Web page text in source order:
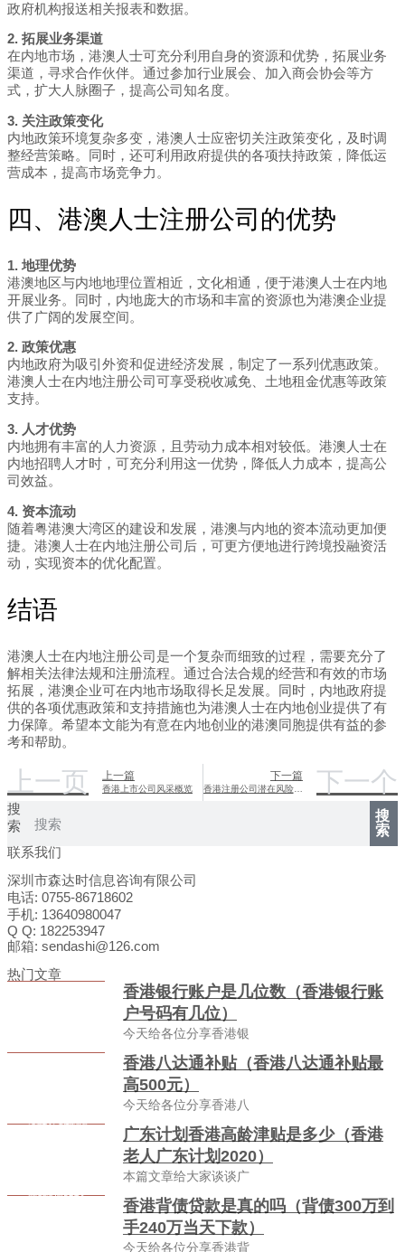
政府机构报送相关报表和数据。
2. 拓展业务渠道
在内地市场，港澳人士可充分利用自身的资源和优势，拓展业务
渠道，寻求合作伙伴。通过参加行业展会、加入商会协会等方
式，扩大人脉圈子，提高公司知名度。
3. 关注政策变化
内地政策环境复杂多变，港澳人士应密切关注政策变化，及时调
整经营策略。同时，还可利用政府提供的各项扶持政策，降低运
营成本，提高市场竞争力。
四、港澳人士注册公司的优势
1. 地理优势
港澳地区与内地地理位置相近，文化相通，便于港澳人士在内地
开展业务。同时，内地庞大的市场和丰富的资源也为港澳企业提
供了广阔的发展空间。
2. 政策优惠
内地政府为吸引外资和促进经济发展，制定了一系列优惠政策。
港澳人士在内地注册公司可享受税收减免、土地租金优惠等政策
支持。
3. 人才优势
内地拥有丰富的人力资源，且劳动力成本相对较低。港澳人士在
内地招聘人才时，可充分利用这一优势，降低人力成本，提高公
司效益。
4. 资本流动
随着粤港澳大湾区的建设和发展，港澳与内地的资本流动更加便
捷。港澳人士在内地注册公司后，可更方便地进行跨境投融资活
动，实现资本的优化配置。
结语
港澳人士在内地注册公司是一个复杂而细致的过程，需要充分了
解相关法律法规和注册流程。通过合法合规的经营和有效的市场
拓展，港澳企业可在内地市场取得长足发展。同时，内地政府提
供的各项优惠政策和支持措施也为港澳人士在内地创业提供了有
力保障。希望本文能为有意在内地创业的港澳同胞提供有益的参
考和帮助。
上一页 上一篇
香港上市公司风采概览
下一篇
香港注册公司潜在风险全解析 下一个
搜
索
搜
索
联系我们
深圳市森达时信息咨询有限公司
电话: 0755-86718602
手机: 13640980047
Q Q: 182253947
邮箱: sendashi@126.com
热门文章
香港银行账户是几位数（香港银行账
户号码有几位）
今天给各位分享香港银
香港八达通补贴（香港八达通补贴最
高500元）
今天给各位分享香港八
广东计划香港高龄津贴是多少（香港
老人广东计划2020）
本篇文章给大家谈谈广
香港背债贷款是真的吗（背债300万到
手240万当天下款）
今天给各位分享香港背